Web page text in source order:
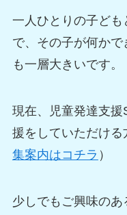
一人ひとりの子ど
で、その子が何か
も一層大きいです。
現在、児童発達支
援をしていただける
集案内はコチラ ）
少しでもご興味の